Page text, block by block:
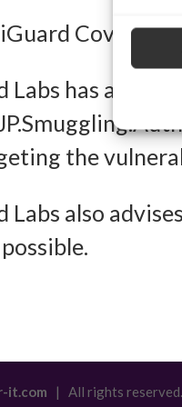
Coverage
Labs has an IPS
the
Labs also
it.com | All rights reserved.